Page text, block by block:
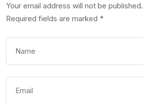
Your email address will not be published.
Required fields are marked *